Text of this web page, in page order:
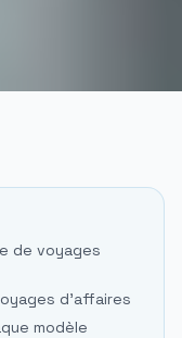
de voyages
d'affaires
modèle